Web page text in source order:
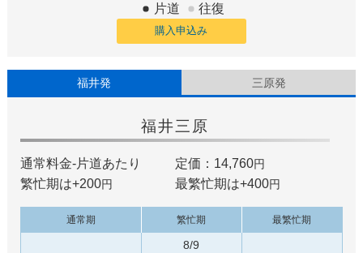
片道 往復
購入申込み
福井発 三原発
福井三原
通常料金-片道あたり 定価：14,760円
繁忙期は+200円 最繁忙期は+400円
通常期 繁忙期 最繁忙期
8/9